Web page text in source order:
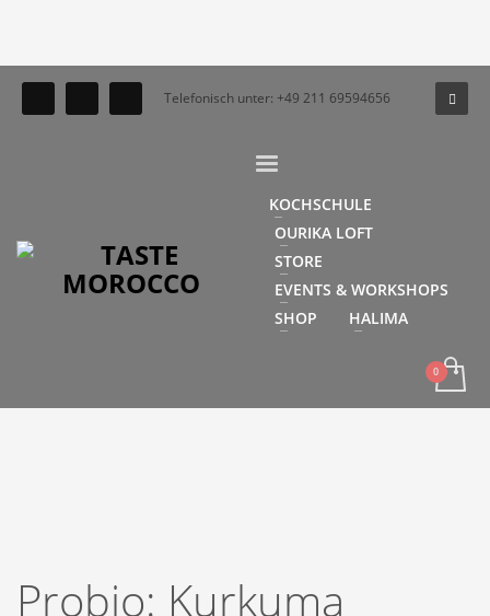
Telefonisch unter: +49 211 69594656
KOCHSCHULE
OURIKA LOFT
STORE
EVENTS & WORKSHOPS
SHOP
HALIMA
Probio: Kurkuma